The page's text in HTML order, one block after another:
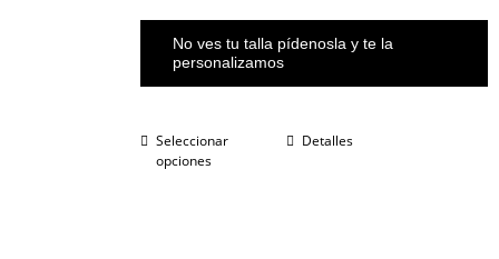
No ves tu talla pídenosla y te la
personalizamos
Seleccionar
opciones
Detalles